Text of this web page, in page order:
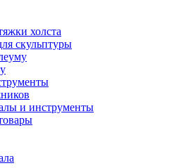
холста
скульптуры
и инструменты